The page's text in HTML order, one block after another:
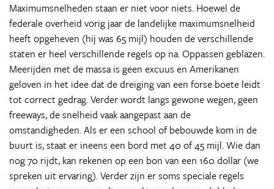
Maximumsnelheden staan er niet voor niets. Hoewel de
federale overheid vorig jaar de landelijke maximumsnelheid
heeft opgeheven (hij was 65 mijl) houden de verschillende
staten er heel verschillende regels op na. Oppassen geblazen.
Meerijden met de massa is geen excuus en Amerikanen
geloven in het idee dat de dreiging van een forse boete leidt
tot correct gedrag. Verder wordt langs gewone wegen, geen
freeways, de snelheid vaak aangepast aan de
omstandigheden. Als er een school of bebouwde kom in de
buurt is, staat er ineens een bord met 40 of 45 mijl. Wie dan
nog 70 rijdt, kan rekenen op een bon van een 160 dollar (we
spreken uit ervaring). Verder zijn er soms speciale regels